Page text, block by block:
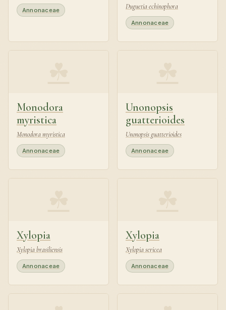
Annonaceae Duguetia echinophora
Annonaceae
Monodora
myristica
Monodora myristica
Annonaceae
Unonopsis
guatterioides
Unonopsis guatterioides
Annonaceae
Xylopia
Xylopia brasiliensis
Annonaceae
Xylopia
Xylopia sericea
Annonaceae